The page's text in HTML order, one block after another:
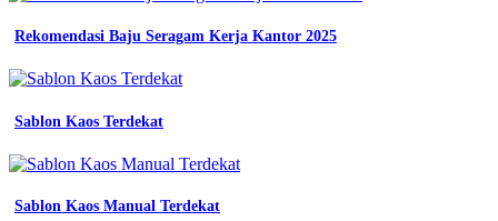
Rekomendasi Baju Seragam Kerja Kantor 2025
Sablon Kaos Terdekat
Sablon Kaos Manual Terdekat